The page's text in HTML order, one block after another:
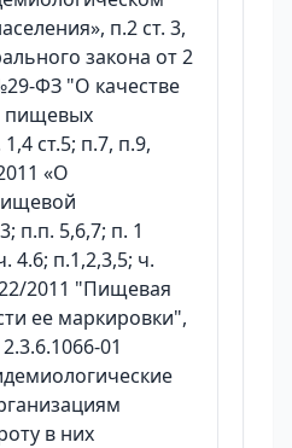
п.2 ст. 3,
закона от 2
ФЗ "О качестве
пищевых
ст.5; п.7, п.9,
«О
п.п. 5,6,7; п. 1
4.6; п.1,2,3,5; ч.
2011 "Пищевая
ее маркировки",
01
в них